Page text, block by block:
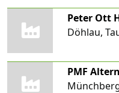
Peter Ott
Döhlau,
PMF